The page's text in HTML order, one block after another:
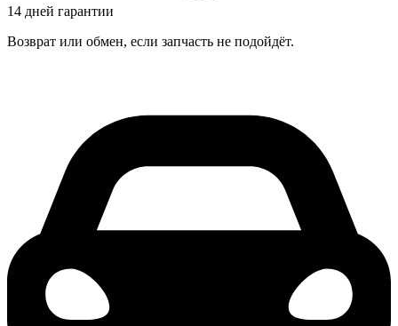
14 дней гарантии
Возврат или обмен, если запчасть не подойдёт.